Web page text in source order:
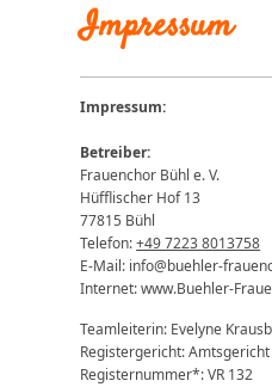
Impressum
Impressum:
Betreiber:
Frauenchor Bühl e. V.
Hüfflischer Hof 13
77815 Bühl
Telefon:+49 7223 8013758
E-Mail: info@buehler-
Internet: www.Buehler-
Teamleiterin: Evelyne
Registergericht:
Registernummer*: VR 132